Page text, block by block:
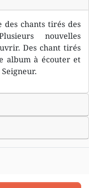
des chants tirés des
nouvelles
Des chant tirés
album à écouter et